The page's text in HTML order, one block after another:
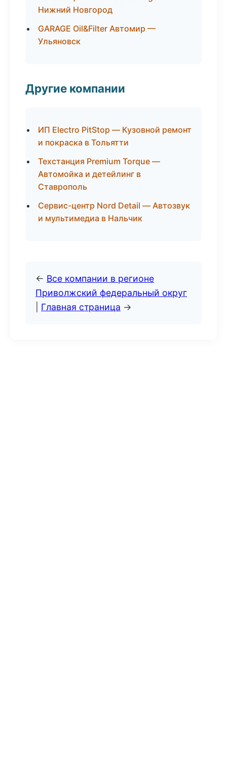
Нижний Новгород
GARAGE Oil&Filter Автомир —
Ульяновск
Другие компании
ИП Electro PitStop — Кузовной ремонт
и покраска в Тольятти
Техстанция Premium Torque —
Автомойка и детейлинг в
Ставрополь
Сервис-центр Nord Detail — Автозвук
и мультимедиа в Нальчик
← Все компании в регионе
Приволжский федеральный округ
Главная страница →